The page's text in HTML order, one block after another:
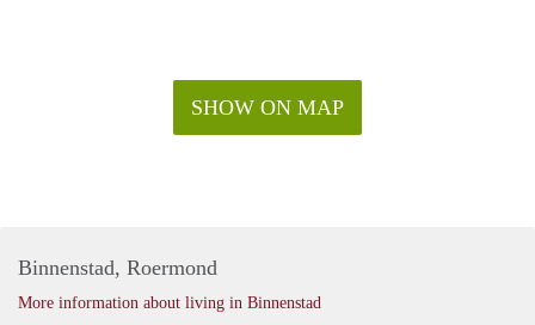
SHOW ON MAP
Binnenstad, Roermond
More information about living in Binnenstad